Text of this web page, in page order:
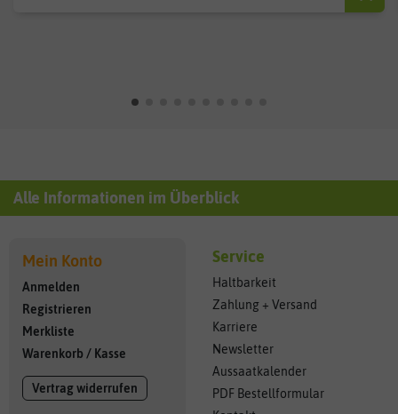
Alle Informationen im Überblick
Mein Konto
Anmelden
Registrieren
Merkliste
Warenkorb / Kasse
Vertrag widerrufen
Service
Haltbarkeit
Zahlung + Versand
Karriere
Newsletter
Aussaatkalender
PDF Bestellformular